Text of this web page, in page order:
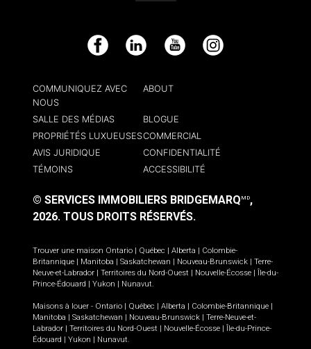
Facebook LinkedIn YouTube Instagram
COMMUNIQUEZ AVEC
NOUS
ABOUT
SALLE DES MÉDIAS
BLOGUE
PROPRIÉTÉS LUXUEUSESCOMMERCIAL
AVIS JURIDIQUE
CONFIDENTIALITÉ
TÉMOINS
ACCESSIBILITÉ
© SERVICES IMMOBILIERS BRIDGEMARQ MD,
2026. TOUS DROITS RÉSERVÉS.
Trouver une maison Ontario | Québec | Alberta | Colombie-
Britannique | Manitoba | Saskatchewan | Nouveau-Brunswick | Terre-
Neuve-et-Labrador | Territoires du Nord-Ouest | Nouvelle-Écosse | Île-du-
Prince-Édouard | Yukon | Nunavut.
Maisons à louer - Ontario | Québec | Alberta | Colombie-Britannique |
Manitoba | Saskatchewan | Nouveau-Brunswick | Terre-Neuve-et-
Labrador | Territoires du Nord-Ouest | Nouvelle-Écosse | Île-du-Prince-
Édouard | Yukon | Nunavut.